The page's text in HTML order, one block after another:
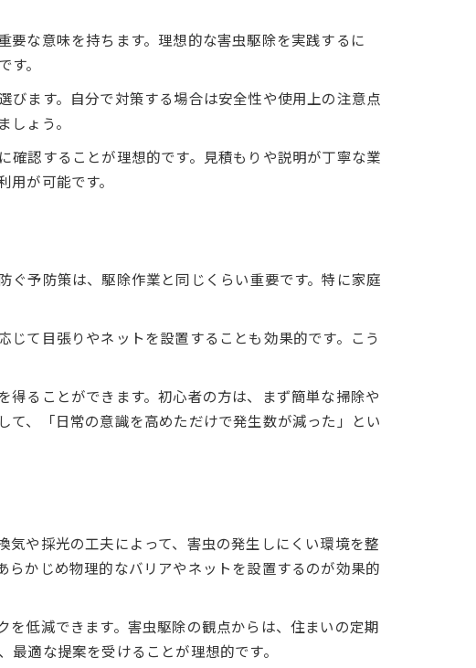
な意味を持ちます。理想的な害虫駆除を実践するに
。
ます。自分で対策する場合は安全性や使用上の注意点
ょう。
認することが理想的です。見積もりや説明が丁寧な業
が可能です。
予防策は、駆除作業と同じくらい重要です。特に家庭
て目張りやネットを設置することも効果的です。こう
ることができます。初心者の方は、まず簡単な掃除や
、「日常の意識を高めただけで発生数が減った」とい
や採光の工夫によって、害虫の発生しにくい環境を整
かじめ物理的なバリアやネットを設置するのが効果的
低減できます。害虫駆除の観点からは、住まいの定期
適な提案を受けることが理想的です。